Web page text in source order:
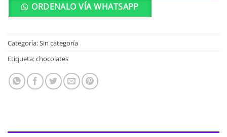
ORDENALO VÍA WHATSAPP
Categoría:Sin categoría
Etiqueta:chocolates